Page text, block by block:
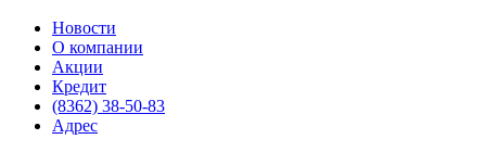
Новости
О компании
Акции
Кредит
(8362) 38-50-83
Адрес